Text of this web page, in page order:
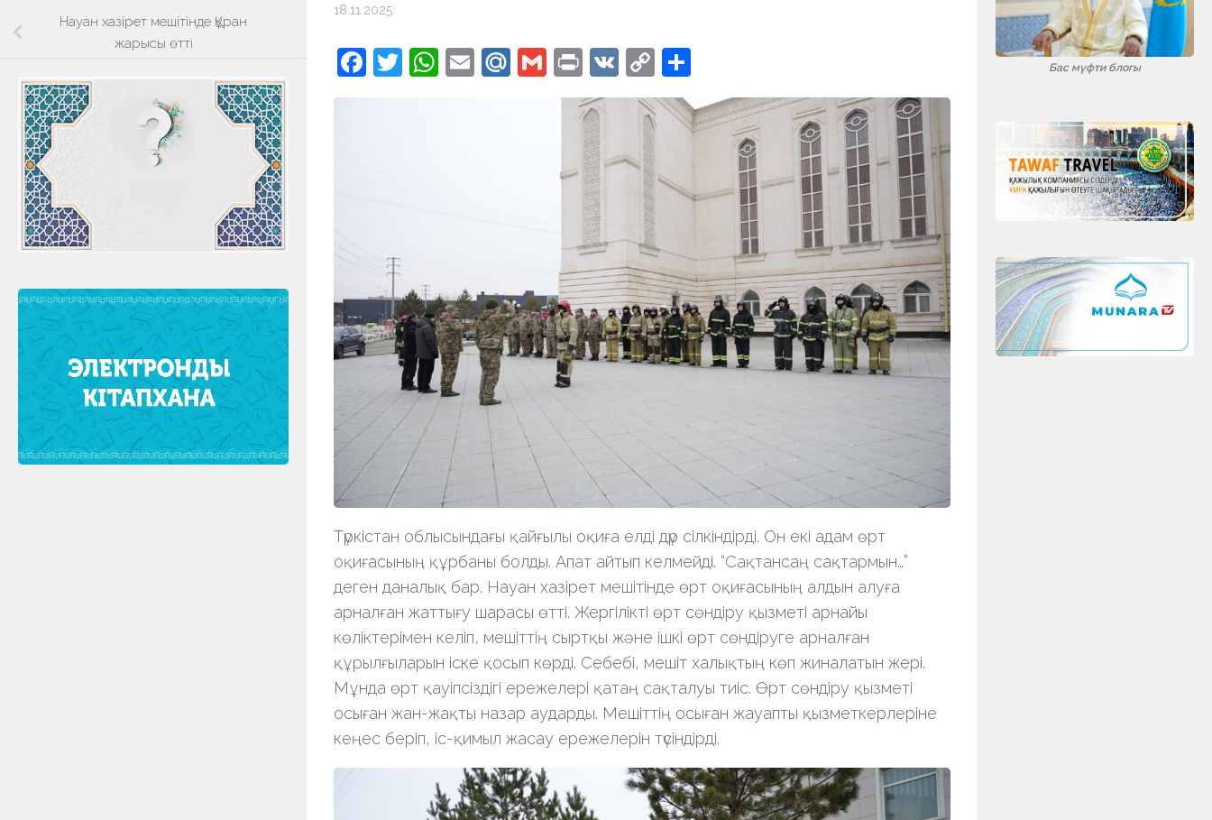
18.11.2025
Facebook
Twitter
WhatsApp
EmailMail.Ru
Gmail
PrintVK Copy
Link
Түркістан облысындағы қайғылы оқиға елді дүр сілкіндірді. Он екі адам өрт
оқиғасының құрбаны болды. Апат айтып келмейді. “Сақтансаң сақтармын…”
деген даналық бар. Науан хазірет мешітінде өрт оқиғасының алдын алуға
арналған жаттығу шарасы өтті. Жергілікті өрт сөндіру қызметі арнайы
көліктерімен келіп, мешіттің сыртқы және ішкі өрт сөндіруге арналған
құрылғыларын іске қосып көрді. Себебі, мешіт халықтың көп жиналатын жері.
Мұнда өрт қауіпсіздігі ережелері қатаң сақталуы тиіс. Өрт сөндіру қызметі
осыған жан-жақты назар аударды. Мешіттің осыған жауапты қызметкерлеріне
кеңес беріп, іс-қимыл жасау ережелерін түсіндірді.
Науан хазірет мешітінде Құран
жарысы өтті
Бас мүфти блогы